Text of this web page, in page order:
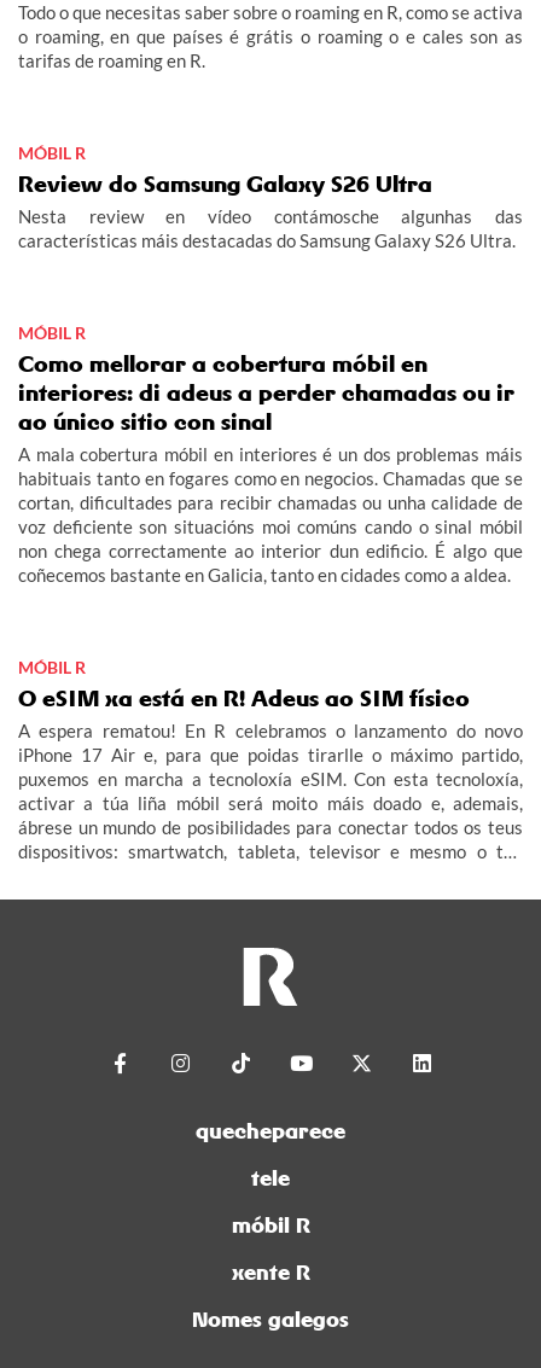
Todo o que necesitas saber sobre o roaming en R, como se activa
o roaming, en que países é grátis o roaming o e cales son as
tarifas de roaming en R.
MÓBIL R
Review do Samsung Galaxy S26 Ultra
Nesta review en vídeo contámosche algunhas das
características máis destacadas do Samsung Galaxy S26 Ultra.
MÓBIL R
Como mellorar a cobertura móbil en
interiores: di adeus a perder chamadas ou ir
ao único sitio con sinal
A mala cobertura móbil en interiores é un dos problemas máis
habituais tanto en fogares como en negocios. Chamadas que se
cortan, dificultades para recibir chamadas ou unha calidade de
voz deficiente son situacións moi comúns cando o sinal móbil
non chega correctamente ao interior dun edificio. É algo que
coñecemos bastante en Galicia, tanto en cidades como a aldea.
MÓBIL R
O eSIM xa está en R! Adeus ao SIM físico
A espera rematou! En R celebramos o lanzamento do novo
iPhone 17 Air e, para que poidas tirarlle o máximo partido,
puxemos en marcha a tecnoloxía eSIM. Con esta tecnoloxía,
activar a túa liña móbil será moito máis doado e, ademais,
ábrese un mundo de posibilidades para conectar todos os teus
dispositivos: smartwatch, tableta, televisor e mesmo o teu
quecheparece
tele
móbil R
xente R
Nomes galegos